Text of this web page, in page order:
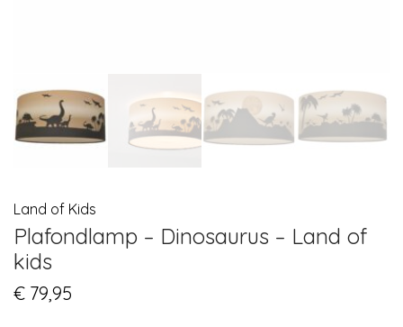
Land of Kids
Plafondlamp – Dinosaurus – Land of
kids
€ 79,95